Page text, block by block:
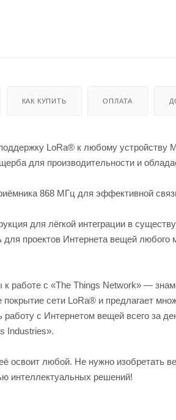
КАК КУПИТЬ ОПЛАТА
LoRa® к любому устройству
для производительности и
868 МГц для эффективной
для лёгкой интеграции в
для проектов Интернета вещей любого
работе с «The Things Network» —
покрытие сети LoRa® и предлагает
с Интернетом вещей всего за
Industries».
освоит любой. Не нужно изобретать
интеллектуальных решений!